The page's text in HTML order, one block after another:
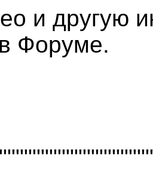
и другую
Форуме.